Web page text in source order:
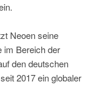
Neoen seine
im Bereich der
den deutschen
2017 ein globaler